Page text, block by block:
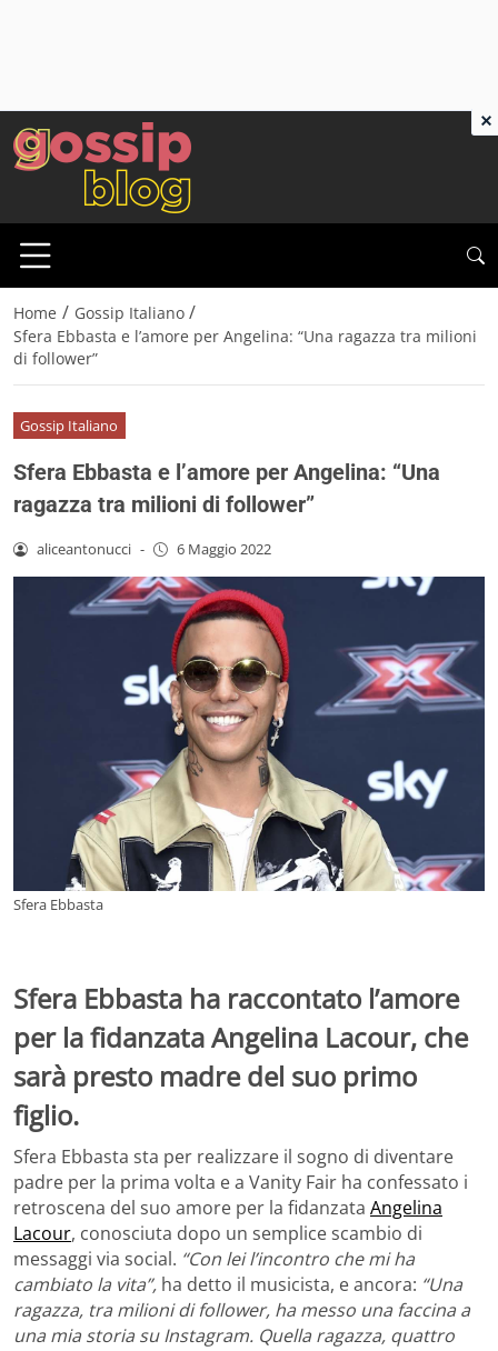
Home / Gossip Italiano /
Sfera Ebbasta e l’amore per Angelina: “Una ragazza tra milioni
di follower”
Gossip Italiano
Sfera Ebbasta e l’amore per Angelina: “Una
ragazza tra milioni di follower”
aliceantonucci - 6 Maggio 2022
Sfera Ebbasta
Sfera Ebbasta ha raccontato l’amore
per la fidanzata Angelina Lacour, che
sarà presto madre del suo primo
figlio.
Sfera Ebbasta sta per realizzare il sogno di diventare
padre per la prima volta e a Vanity Fair ha confessato i
retroscena del suo amore per la fidanzata Angelina
Lacour, conosciuta dopo un semplice scambio di
messaggi via social. “Con lei l’incontro che mi ha
cambiato la vita”, ha detto il musicista, e ancora: “Una
ragazza, tra milioni di follower, ha messo una faccina a
una mia storia su Instagram. Quella ragazza, quattro
×